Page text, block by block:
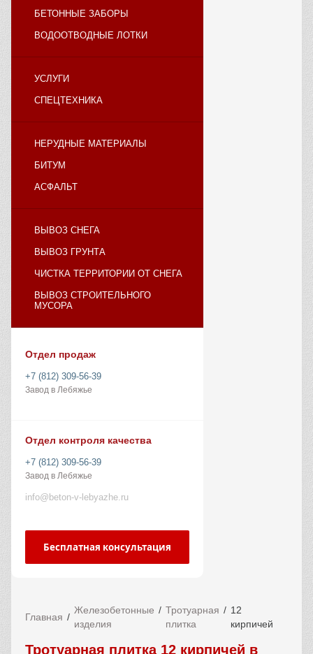
БЕТОННЫЕ ЗАБОРЫ
ВОДООТВОДНЫЕ ЛОТКИ
УСЛУГИ
СПЕЦТЕХНИКА
НЕРУДНЫЕ МАТЕРИАЛЫ
БИТУМ
АСФАЛЬТ
ВЫВОЗ СНЕГА
ВЫВОЗ ГРУНТА
ЧИСТКА ТЕРРИТОРИИ ОТ СНЕГА
ВЫВОЗ СТРОИТЕЛЬНОГО
МУСОРА
Отдел продаж
+7 (812) 309-56-39
Завод в Лебяжье
Отдел контроля качества
+7 (812) 309-56-39
Завод в Лебяжье
info@beton-v-lebyazhe.ru
Бесплатная консультация
Главная
Железобетонные
изделия
Тротуарная
плитка
12
кирпичей
Тротуарная плитка 12 кирпичей в